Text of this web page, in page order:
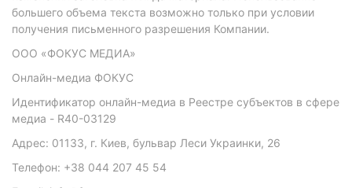
большего объема текста возможно только при условии
получения письменного разрешения Компании.
ООО «ФОКУС МЕДИА»
Онлайн-медиа ФОКУС
Идентификатор онлайн-медиа в Реестре субъектов в сфере
медиа - R40-03129
Адрес: 01133, г. Киев, бульвар Леси Украинки, 26
Телефон: +38 044 207 45 54